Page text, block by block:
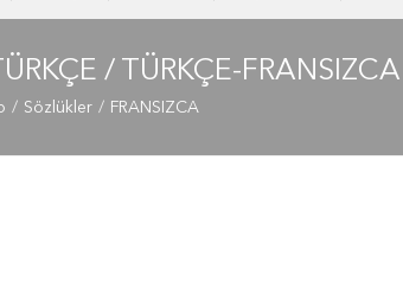
/ TÜRKÇE-
Sözlükler FRANSIZCA